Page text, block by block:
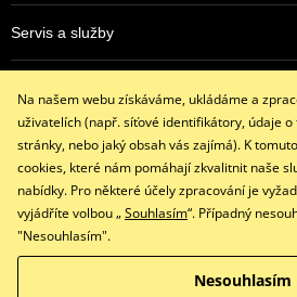
962 Kč
Na centrálním
Servis a služby
+420 602 341 855
9:00 - 16:00 hod.
Facebook
Copyright © 2026
Na našem webu získáváme, ukládáme a
uživatelích (např. síťové identifikátory, údaje
stránky, nebo jaký obsah vás zajímá). K
cookies, které nám pomáhají zkvalitnit naše
nabídky. Pro některé účely zpracování je
vyjádříte volbou „Souhlasím“. Případný
"Nesouhlasím".
Nesouhlasím